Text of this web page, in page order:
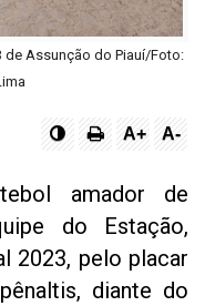
Assunção do Piauí/Foto:
A+ A-
amador de
do Estação,
2023, pelo placar
diante do